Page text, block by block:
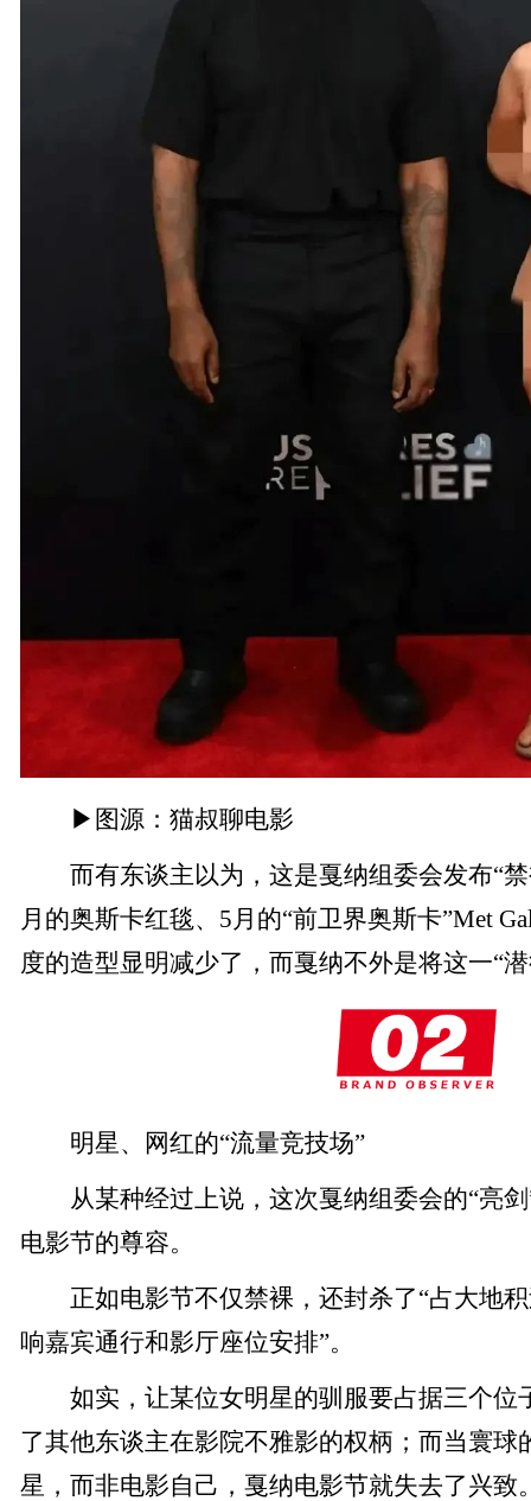
▶图源：猫叔聊电影
而有东谈主以为，这是戛纳组委会发布“禁
月的奥斯卡红毯、5月的“前卫界奥斯卡”Met
度的造型显明减少了，而戛纳不外是将这一“
明星、网红的“流量竞技场”
从某种经过上说，这次戛纳组委会的“亮剑
电影节的尊容。
正如电影节不仅禁裸，还封杀了“占大地积
响嘉宾通行和影厅座位安排”。
如实，让某位女明星的驯服要占据三个位
了其他东谈主在影院不雅影的权柄；而当寰球
星，而非电影自己，戛纳电影节就失去了兴致